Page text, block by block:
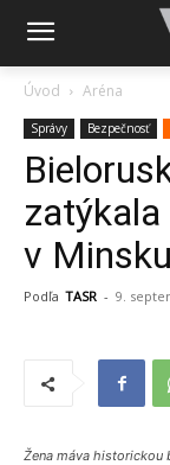
Úvod Aréna
Správy Bezpečnosť
v Minsku
Podľa TASR - 9.
Žena máva historickou